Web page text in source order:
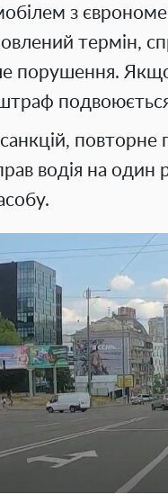
з
термін,
порушення.
санкцій,
водія на один